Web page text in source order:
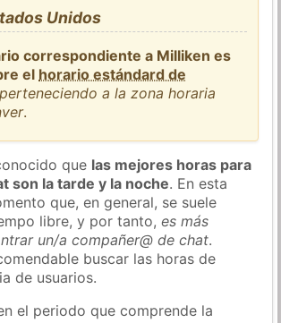
Unidos
correspondiente a Milliken es
el horario estándard de
perteneciendo a la zona horaria
.
que las mejores horas para
son la tarde y la noche. En esta
que, en general, se suele
libre, y por tanto,es más
un/a compañer@ de chat.
buscar las horas de
de usuarios.
el periodo que comprende la